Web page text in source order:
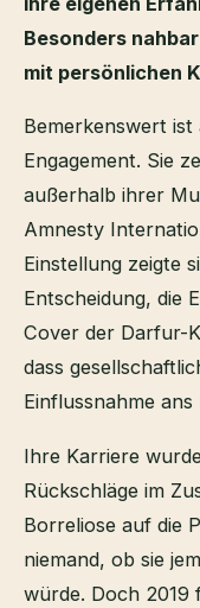
Besonders
mit persönlichen
Bemerkenswert ist
Engagement. Sie
außerhalb ihrer
Amnesty
Einstellung zeigte
Entscheidung, die
Cover der Darfur-
dass
Einflussnahme
Ihre Karriere
Rückschläge im
Borreliose auf die
niemand, ob sie
würde. Doch 2019